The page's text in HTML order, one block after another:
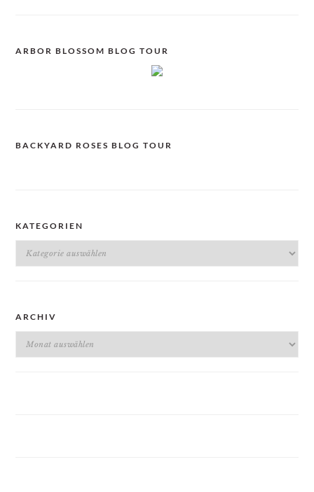
ARBOR BLOSSOM BLOG TOUR
BACKYARD ROSES BLOG TOUR
KATEGORIEN
Kategorien
ARCHIV
Archiv